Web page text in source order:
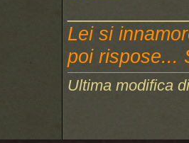
Lei si
poi rispose...
Ultima modifica